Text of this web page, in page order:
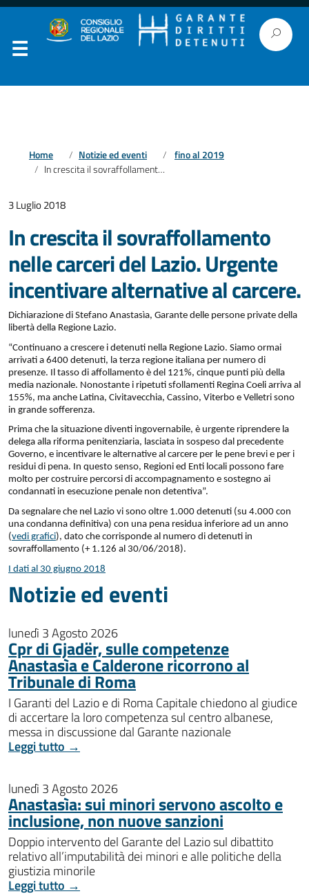
Home Notizie ed eventi
fino al 2019
In crescita il sovraffollamento nelle carceri del Lazio. Urgente incentivare alternative al carcere.
3 Luglio 2018
In crescita il sovraffollamento
nelle carceri del Lazio. Urgente
incentivare alternative al carcere.
Dichiarazione di Stefano Anastasìa, Garante delle persone private della
libertà della Regione Lazio.
“Continuano a crescere i detenuti nella Regione Lazio. Siamo ormai
arrivati a 6400 detenuti, la terza regione italiana per numero di
presenze. Il tasso di affollamento è del 121%, cinque punti più della
media nazionale. Nonostante i ripetuti sfollamenti Regina Coeli arriva al
155%, ma anche Latina, Civitavecchia, Cassino, Viterbo e Velletri sono
in grande sofferenza.
Prima che la situazione diventi ingovernabile, è urgente riprendere la
delega alla riforma penitenziaria, lasciata in sospeso dal precedente
Governo, e incentivare le alternative al carcere per le pene brevi e per i
residui di pena. In questo senso, Regioni ed Enti locali possono fare
molto per costruire percorsi di accompagnamento e sostegno ai
condannati in esecuzione penale non detentiva”.
Da segnalare che nel Lazio vi sono oltre 1.000 detenuti (su 4.000 con
una condanna definitiva) con una pena residua inferiore ad un anno
(vedi grafici), dato che corrisponde al numero di detenuti in
sovraffollamento (+ 1.126 al 30/06/2018).
I dati al 30 giugno 2018
Notizie ed eventi
lunedì 3 Agosto 2026
Cpr di Gjadër, sulle competenze
Anastasìa e Calderone ricorrono al
Tribunale di Roma
I Garanti del Lazio e di Roma Capitale chiedono al giudice
di accertare la loro competenza sul centro albanese,
messa in discussione dal Garante nazionale
Leggi tutto →
lunedì 3 Agosto 2026
Anastasìa: sui minori servono ascolto e
inclusione, non nuove sanzioni
Doppio intervento del Garante del Lazio sul dibattito
relativo all’imputabilità dei minori e alle politiche della
giustizia minorile
Leggi tutto →